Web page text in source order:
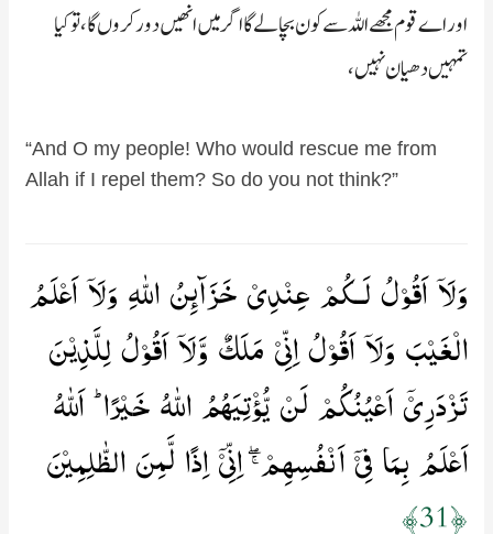
اور اے قوم مجھے اللہ سے کون بچالے گا اگر میں انھیں دور کروں گا، تو کیا
تمہیں دھیان نہیں ،
“And O my people! Who would rescue me from
Allah if I repel them? So do you not think?”
وَلَاۤ اَقُوۡلُ لَـكُمۡ عِنۡدِىۡ خَزَآٮِٕنُ اللّٰهِ وَلَاۤ اَعۡلَمُ
الۡغَيۡبَ وَلَاۤ اَقُوۡلُ اِنِّىۡ مَلَكٌ وَّلَاۤ اَقُوۡلُ لِلَّذِيۡنَ
تَزۡدَرِىۡۤ اَعۡيُنُكُمۡ لَنۡ يُّؤۡتِيَهُمُ اللّٰهُ خَيۡرًا​ ؕ اَللّٰهُ
اَعۡلَمُ بِمَا فِىۡۤ اَنۡفُسِهِمۡ​ ۖۚ اِنِّىۡۤ اِذًا لَّمِنَ الظّٰلِمِيۡنَ‏
﴿31﴾